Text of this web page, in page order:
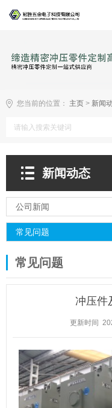
您当前的位置： 主页 > 新闻
新闻动态
公司新闻
常见问题
常见问题
冲压件
更新时间